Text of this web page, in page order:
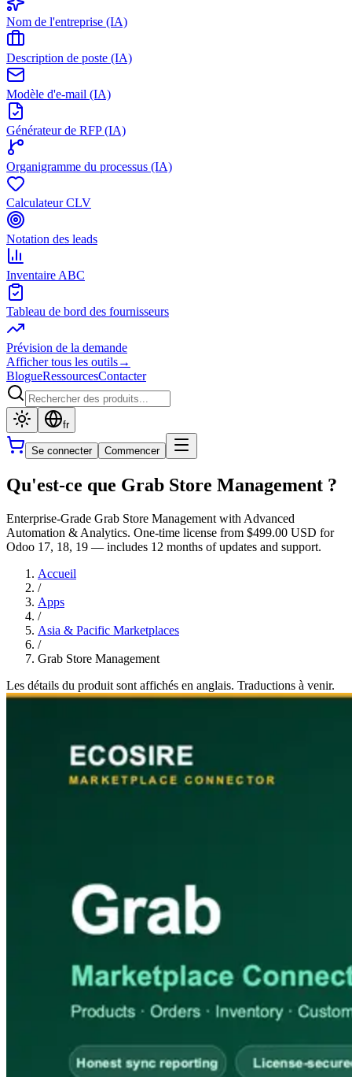
Nom de l'entreprise (IA)
Description de poste (IA)
Modèle d'e-mail (IA)
Générateur de RFP (IA)
Organigramme du processus (IA)
Calculateur CLV
Notation des leads
Inventaire ABC
Tableau de bord des fournisseurs
Prévision de la demande
Afficher tous les outils→
BlogueRessourcesContacter
fr
Se connecter Commencer
Qu'est-ce que Grab Store Management ?
Enterprise-Grade Grab Store Management with Advanced
Automation & Analytics. One-time license from $499.00 USD for
Odoo 17, 18, 19 — includes 12 months of updates and support.
Accueil
/
Apps
/
Asia & Pacific Marketplaces
/
Grab Store Management
Les détails du produit sont affichés en anglais. Traductions à venir.